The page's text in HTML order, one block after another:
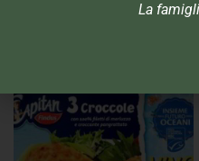
CARNE SURGELATALa